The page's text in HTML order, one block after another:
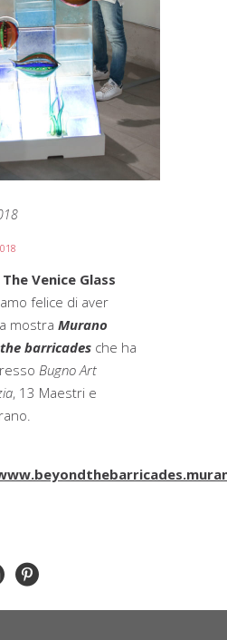
The Venice Glass
felice di aver
mostra Murano
barricades che ha
Bugno Art
, 13 Maestri e